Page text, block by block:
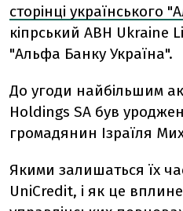
сторінці українського
кіпрський ABH Ukraine
"Альфа Банку Україна".
До угоди найбільшим
Holdings SA був
громадянин Ізраїля
Якими залишаться їх
UniCredit, і як це